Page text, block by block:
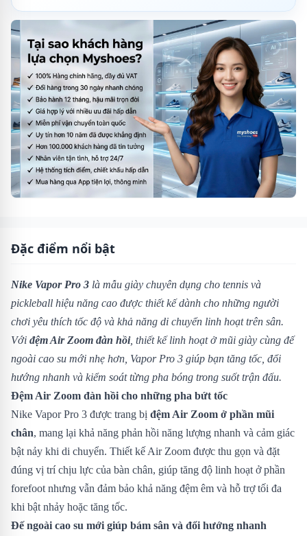
Đặc điểm nổi bật
Nike Vapor Pro 3 là mẫu giày chuyên dụng cho tennis và
pickleball hiệu năng cao được thiết kế dành cho những người
chơi yêu thích tốc độ và khả năng di chuyển linh hoạt trên sân.
Với đệm Air Zoom đàn hồi, thiết kế linh hoạt ở mũi giày cùng đế
ngoài cao su mới nhẹ hơn, Vapor Pro 3 giúp bạn tăng tốc, đổi
hướng nhanh và kiểm soát từng pha bóng trong suốt trận đấu.
Đệm Air Zoom đàn hồi cho những pha bứt tốc
Nike Vapor Pro 3 được trang bị đệm Air Zoom ở phần mũi
chân, mang lại khả năng phản hồi năng lượng nhanh và cảm giác
bật nảy khi di chuyển. Thiết kế Air Zoom được thu gọn và đặt
đúng vị trí chịu lực của bàn chân, giúp tăng độ linh hoạt ở phần
forefoot nhưng vẫn đảm bảo khả năng đệm êm và hỗ trợ tối đa
khi bật nhảy hoặc tăng tốc.
Đế ngoài cao su mới giúp bám sân và đổi hướng nhanh